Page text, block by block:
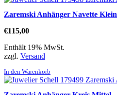
Zaremski Anhänger Navette Klein
€115,00
Enthält 19% MwSt.
zzgl. Versand
In den Warenkorb